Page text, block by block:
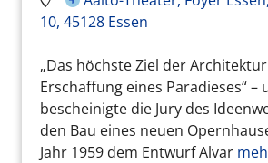
10, 45128 Essen
„Das höchste Ziel der
Erschaffung eines Paradieses“ –
bescheinigte die Jury des
den Bau eines neuen
Jahr 1959 dem Entwurf Alvar